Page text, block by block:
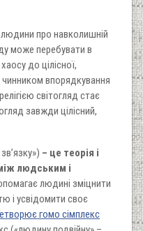
людини про навколишній
може перебувати в
до цілісної,
впорядкування
світогляд стає
завжди цілісний,
– це теорія і
людським і
людині зміцнити
і усвідомити своє
гомо сімплекс